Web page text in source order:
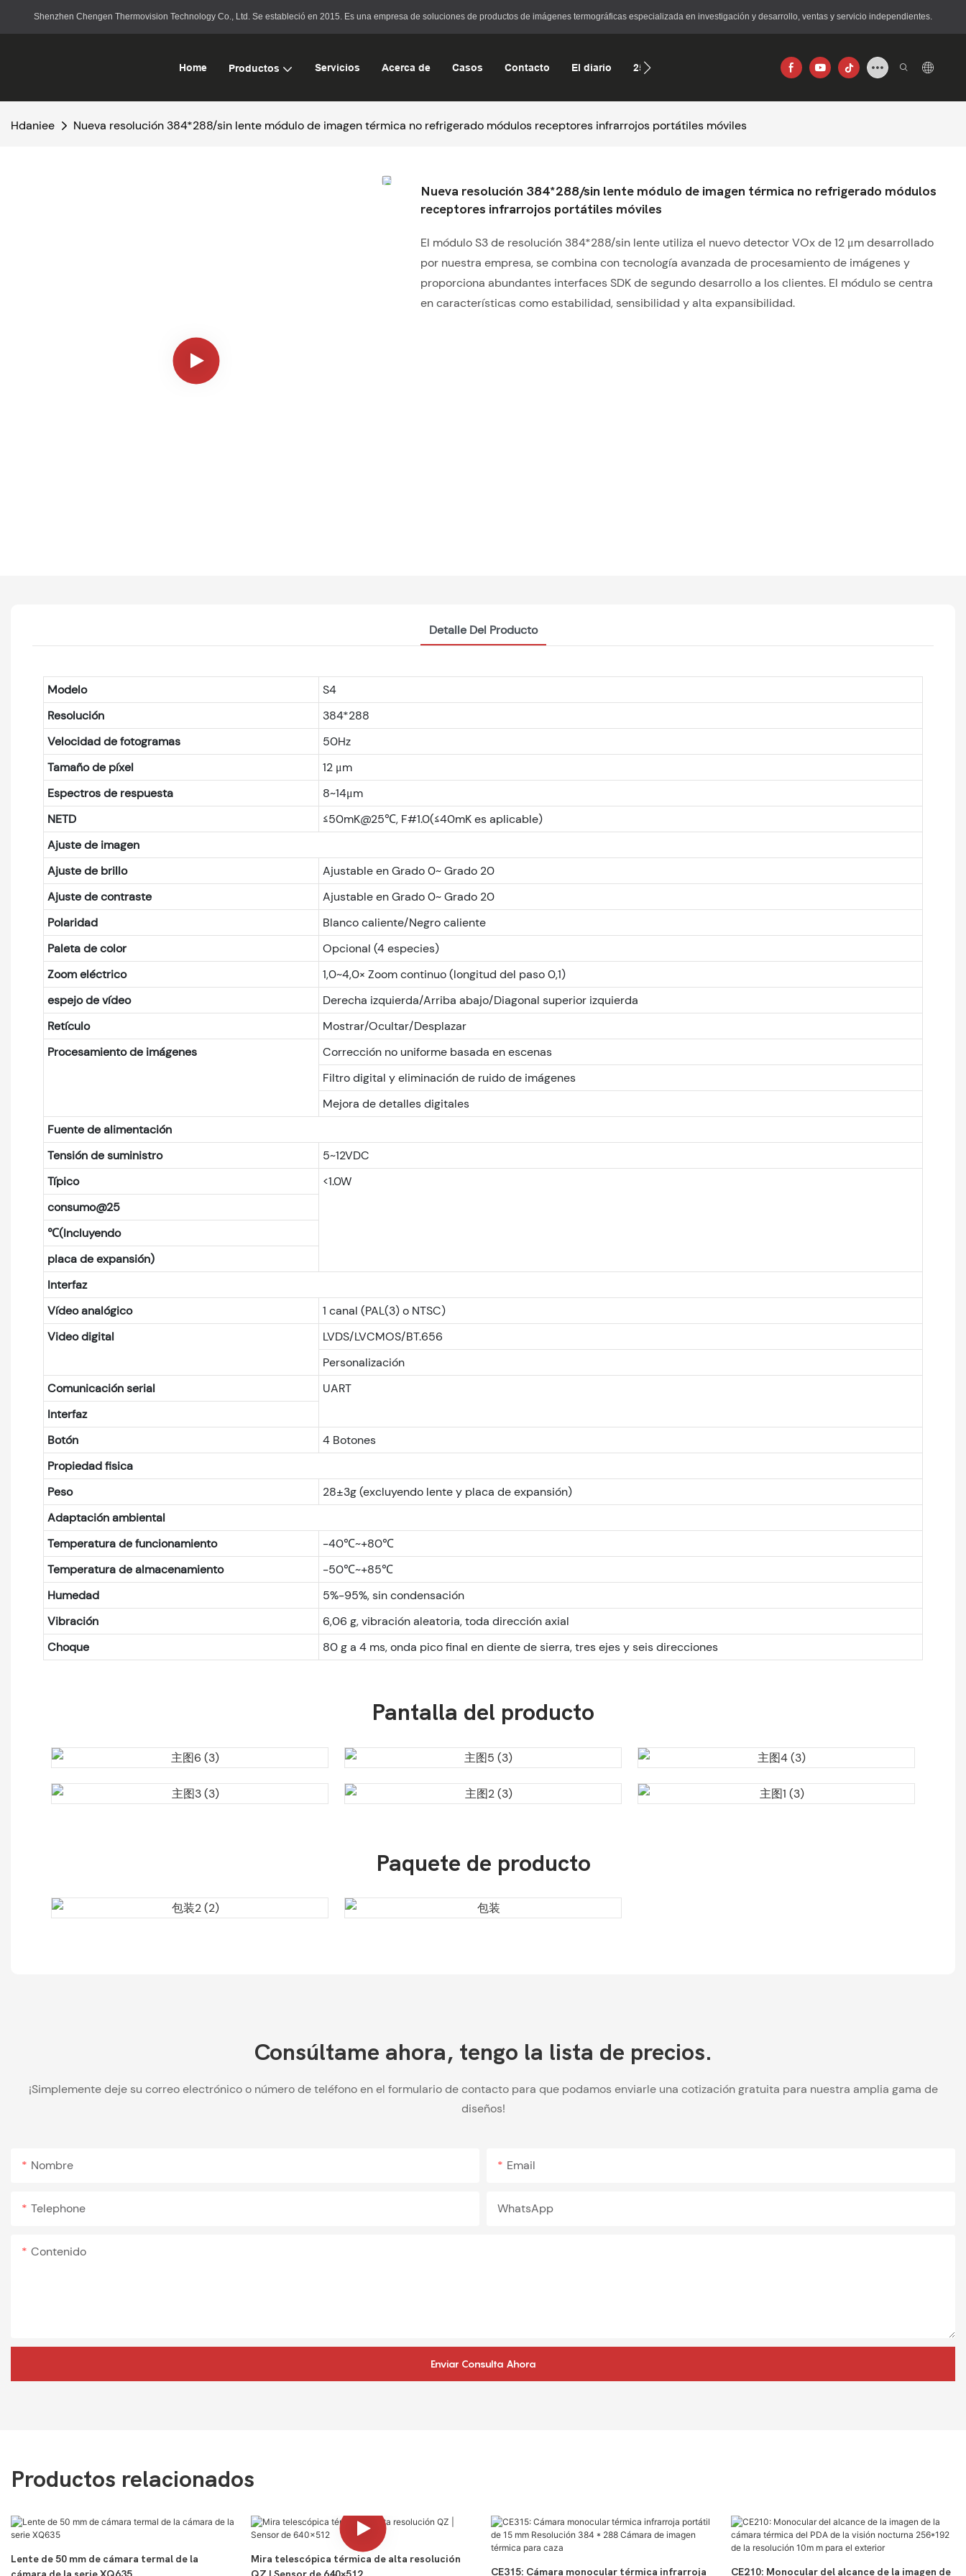
Shenzhen Chengen Thermovision Technology Co., Ltd. Se estableció en 2015. Es una empresa de soluciones de productos de imágenes termográficas especializada en investigación y desarrollo, ventas y servicio independientes.
Home Productos Servicios Acerca de Casos Contacto El diario 256×192
Hdaniee Nueva resolución 384*288/sin lente módulo de imagen térmica no refrigerado módulos receptores infrarrojos portátiles móviles
Nueva resolución 384*288/sin lente módulo de imagen térmica no refrigerado módulos
receptores infrarrojos portátiles móviles
El módulo S3 de resolución 384*288/sin lente utiliza el nuevo detector VOx de 12 μm desarrollado
por nuestra empresa, se combina con tecnología avanzada de procesamiento de imágenes y
proporciona abundantes interfaces SDK de segundo desarrollo a los clientes. El módulo se centra
en características como estabilidad, sensibilidad y alta expansibilidad.
Detalle Del Producto
Modelo
S4
Resolución
384*288
Velocidad de fotogramas
50Hz
Tamaño de píxel
12 μm
Espectros de respuesta
8~14μm
NETD
≤50mK@25℃, F#1.0(≤40mK es aplicable)
Ajuste de imagen
Ajuste de brillo
Ajustable en Grado 0~ Grado 20
Ajuste de contraste
Ajustable en Grado 0~ Grado 20
Polaridad
Blanco caliente/Negro caliente
Paleta de color
Opcional (4 especies)
Zoom eléctrico
1,0~4,0× Zoom continuo (longitud del paso 0,1)
espejo de vídeo
Derecha izquierda/Arriba abajo/Diagonal superior izquierda
Retículo
Mostrar/Ocultar/Desplazar
Procesamiento de imágenes
Corrección no uniforme basada en escenas
Filtro digital y eliminación de ruido de imágenes
Mejora de detalles digitales
Fuente de alimentación
Tensión de suministro
5~12VDC
Típico
<1.0W
consumo@25
℃(Incluyendo
placa de expansión)
Interfaz
Vídeo analógico
1 canal (PAL(3) o NTSC)
Video digital
LVDS/LVCMOS/BT.656
Personalización
Comunicación serial
UART
Interfaz
Botón
4 Botones
Propiedad fisica
Peso
28±3g (excluyendo lente y placa de expansión)
Adaptación ambiental
Temperatura de funcionamiento
-40℃~+80℃
Temperatura de almacenamiento
-50℃~+85℃
Humedad
5%-95%, sin condensación
Vibración
6,06 g, vibración aleatoria, toda dirección axial
Choque
80 g a 4 ms, onda pico final en diente de sierra, tres ejes y seis direcciones
Pantalla del producto
Paquete de producto
Consúltame ahora, tengo la lista de precios.
¡Simplemente deje su correo electrónico o número de teléfono en el formulario de contacto para que podamos enviarle una cotización gratuita para nuestra amplia gama de
diseños!
Nombre Email
Telephone WhatsApp
Contenido
Enviar Consulta Ahora
Productos relacionados
Lente de 50 mm de cámara termal de la
Mira telescópica térmica de alta resolución
CE315: Cámara monocular térmica infrarroja CE210: Monocular del alcance de la imagen de